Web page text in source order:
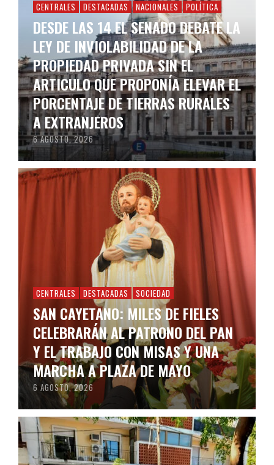
CENTRALES DESTACADAS NACIONALES POLÍTICA
DESDE LAS 14 EL SENADO DEBATE LA
LEY DE INVIOLABILIDAD DE LA
PROPIEDAD PRIVADA SIN EL
ARTICULO QUE PROPONÍA ELEVAR EL
PORCENTAJE DE TIERRAS RURALES
A EXTRANJEROS
6 AGOSTO, 2026
CENTRALES DESTACADAS SOCIEDAD
SAN CAYETANO: MILES DE FIELES
CELEBRARÁN AL PATRONO DEL PAN
Y EL TRABAJO CON MISAS Y UNA
MARCHA A PLAZA DE MAYO
6 AGOSTO, 2026